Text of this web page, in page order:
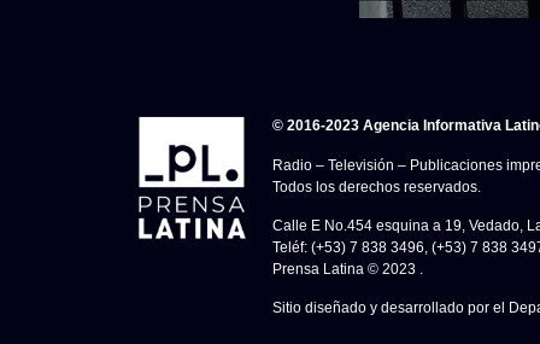
© 2016-2023 Agencia Informativa
Radio – Televisión – Publicaciones
Todos los derechos reservados.
Calle E No.454 esquina a 19, Vedado,
Teléf: (+53) 7 838 3496, (+53) 7 838
Prensa Latina © 2023 .
Sitio diseñado y desarrollado por el